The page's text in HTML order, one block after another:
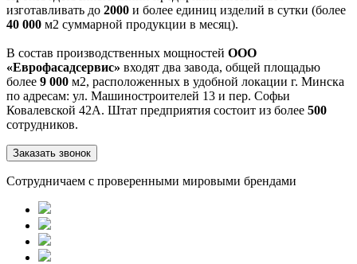
изготавливать до 2000 и более единиц изделий в сутки (более
40 000 м2 суммарной продукции в месяц).
В состав производственных мощностей ООО
«Еврофасадсервис» входят два завода, общей площадью
более 9 000 м2, расположенных в удобной локации г. Минска
по адресам: ул. Машиностроителей 13 и пер. Софьи
Ковалевской 42А. Штат предприятия состоит из более 500
сотрудников.
Заказать звонок
Сотрудничаем с проверенными мировыми брендами